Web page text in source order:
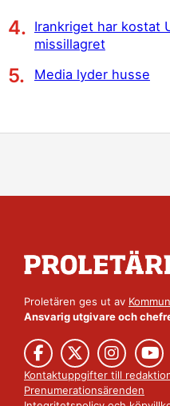
Irankriget har kostat
missillagret
Media lyder husse
Proletären ges ut av
Ansvarig utgivare och
Kontaktuppgifter till
Prenumerationsärenden